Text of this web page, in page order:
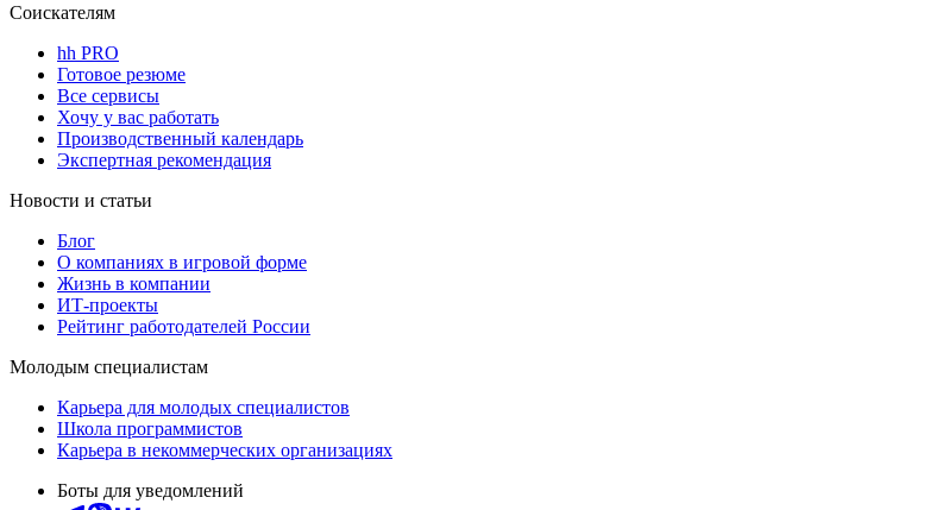
Соискателям
hh PRO
Готовое резюме
Все сервисы
Хочу у вас работать
Производственный календарь
Экспертная рекомендация
Новости и статьи
Блог
О компаниях в игровой форме
Жизнь в компании
ИТ-проекты
Рейтинг работодателей России
Молодым специалистам
Карьера для молодых специалистов
Школа программистов
Карьера в некоммерческих организациях
Боты для уведомлений